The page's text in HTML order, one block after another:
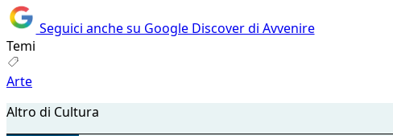
Seguici anche su Google Discover di Avvenire
Temi
Arte
Altro di Cultura